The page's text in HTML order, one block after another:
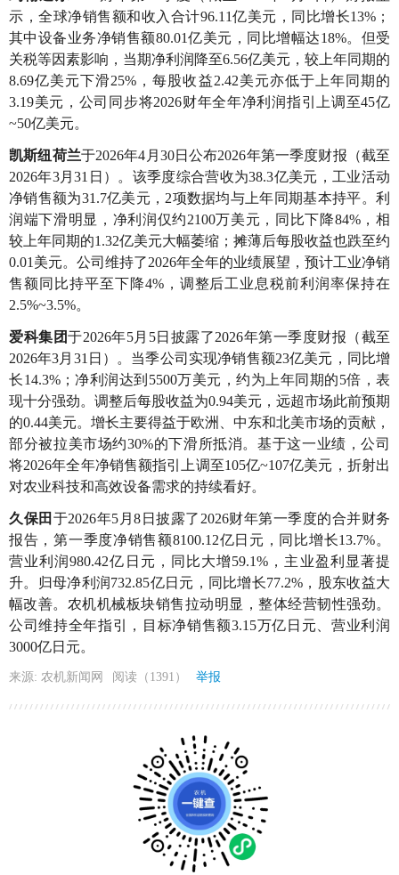
示，全球净销售额和收入合计96.11亿美元，同比增长13%；
其中设备业务净销售额80.01亿美元，同比增幅达18%。但受
关税等因素影响，当期净利润降至6.56亿美元，较上年同期的
8.69亿美元下滑25%，每股收益2.42美元亦低于上年同期的
3.19美元，公司同步将2026财年全年净利润指引上调至45亿
~50亿美元。
凯斯纽荷兰于2026年4月30日公布2026年第一季度财报（截至
2026年3月31日）。该季度综合营收为38.3亿美元，工业活动
净销售额为31.7亿美元，2项数据均与上年同期基本持平。利
润端下滑明显，净利润仅约2100万美元，同比下降84%，相
较上年同期的1.32亿美元大幅萎缩；摊薄后每股收益也跌至约
0.01美元。公司维持了2026年全年的业绩展望，预计工业净销
售额同比持平至下降4%，调整后工业息税前利润率保持在
2.5%~3.5%。
爱科集团于2026年5月5日披露了2026年第一季度财报（截至
2026年3月31日）。当季公司实现净销售额23亿美元，同比增
长14.3%；净利润达到5500万美元，约为上年同期的5倍，表
现十分强劲。调整后每股收益为0.94美元，远超市场此前预期
的0.44美元。增长主要得益于欧洲、中东和北美市场的贡献，
部分被拉美市场约30%的下滑所抵消。基于这一业绩，公司
将2026年全年净销售额指引上调至105亿~107亿美元，折射出
对农业科技和高效设备需求的持续看好。
久保田 于2026年5月8日披露了2026财年第一季度的合并财务
报告，第一季度净销售额8100.12亿日元，同比增长13.7%。
营业利润980.42亿日元，同比大增59.1%，主业盈利显著提
升。归母净利润732.85亿日元，同比增长77.2%，股东收益大
幅改善。农机机械板块销售拉动明显，整体经营韧性强劲。
公司维持全年指引，目标净销售额3.15万亿日元、营业利润
3000亿日元。
来源: 农机新闻网 阅读（1391） 举报